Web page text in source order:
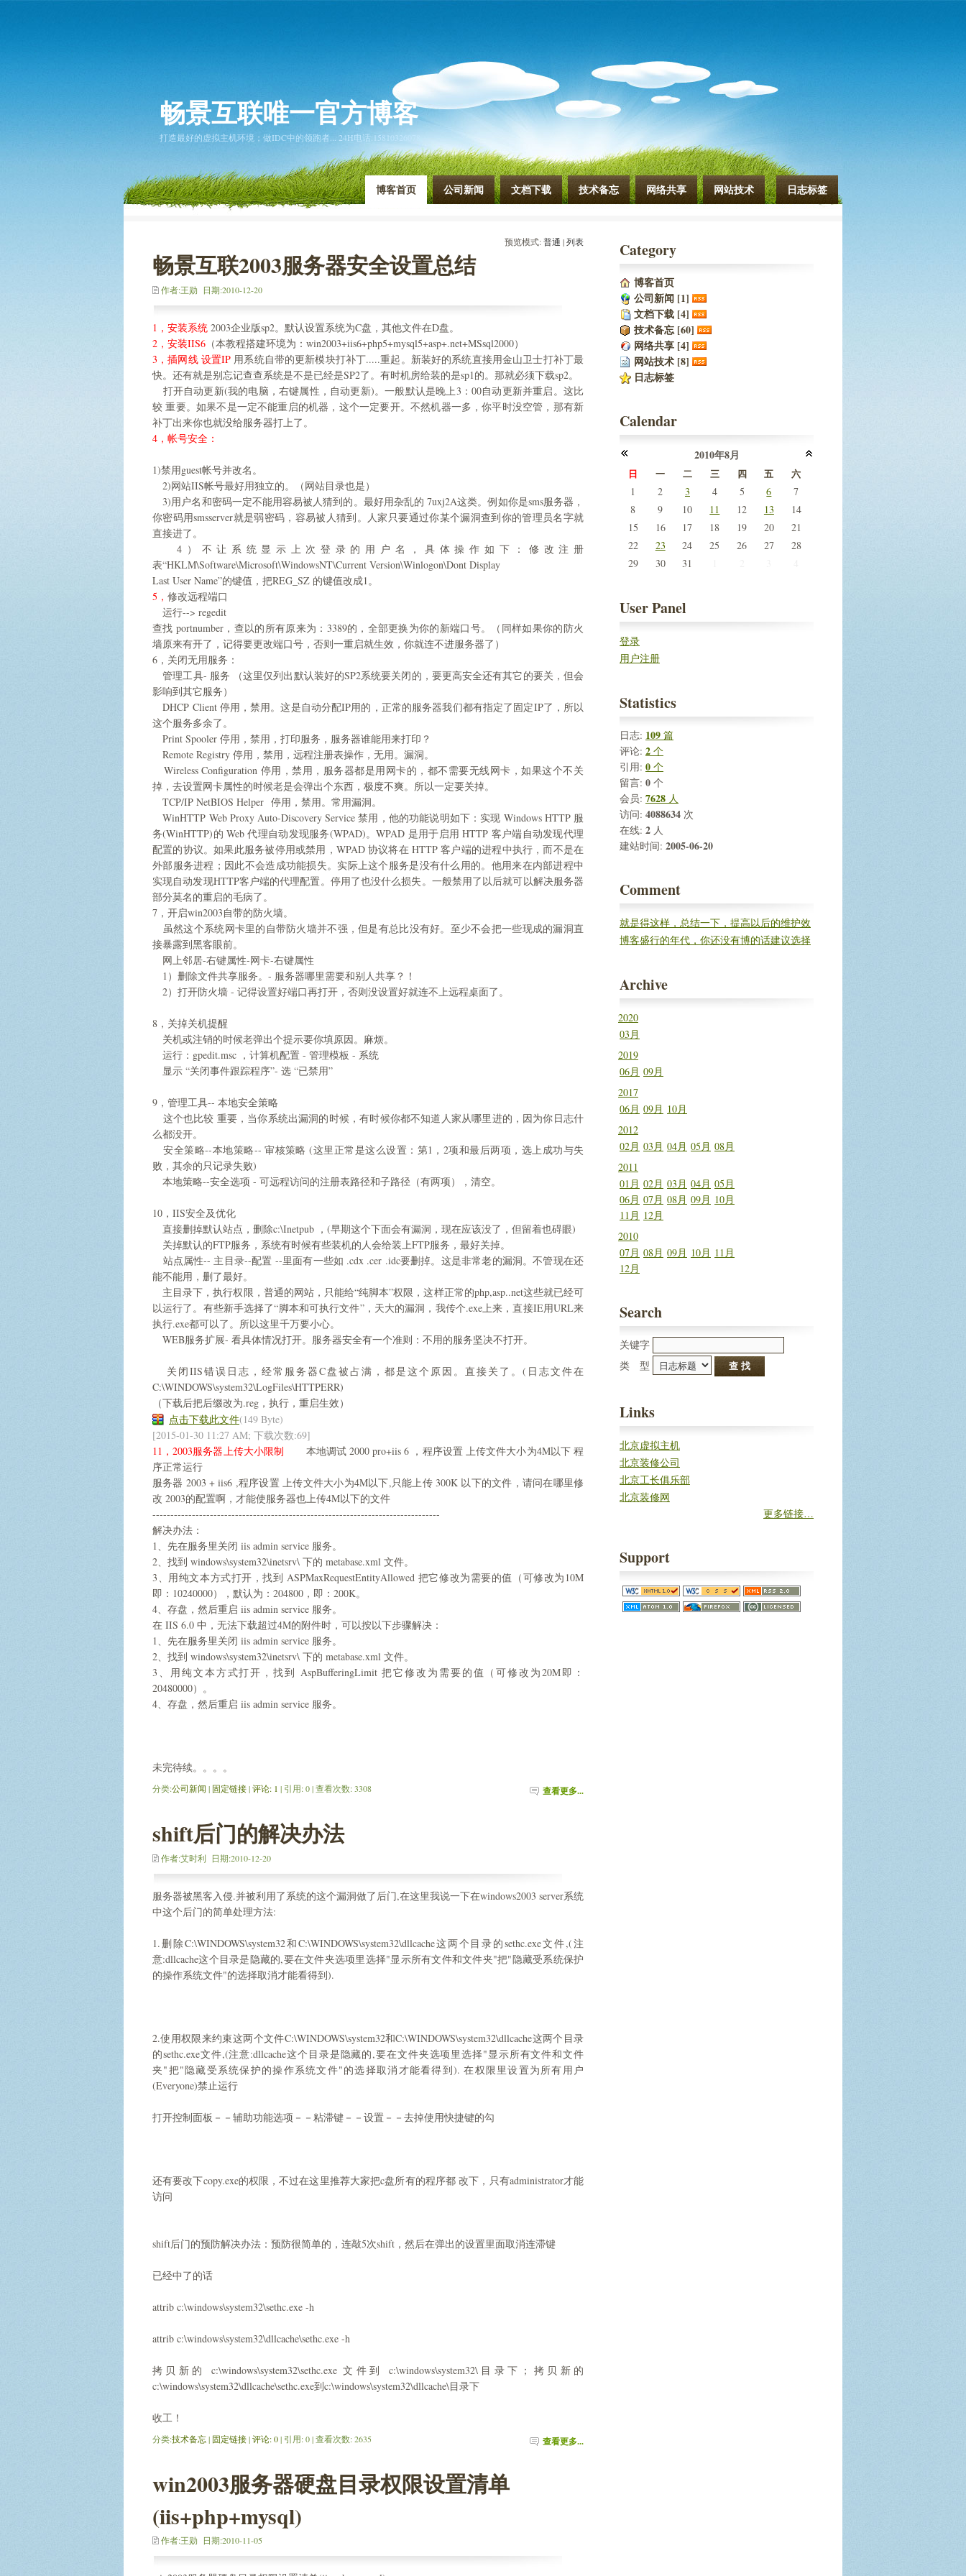
畅景互联唯一官方博客
打造最好的虚拟主机环境；做IDC中的领跑者... 24H电话:15810326078
博客首页 公司新闻 文档下载 技术备忘 网络共享 网站技术 日志标签
预览模式:普通 | 列表
畅景互联2003服务器安全设置总结
作者:王勋 日期:2010-12-20
1，安装系统 2003企业版sp2。默认设置系统为C盘，其他文件在D盘。
2，安装IIS6 （本教程搭建环境为：win2003+iis6+php5+mysql5+asp+.net+MSsql2000）
3，插网线 设置IP 用系统自带的更新模块打补丁.....重起。新装好的系统直接用金山卫士打补丁最
快。还有就是别忘记查查系统是不是已经是SP2了。有时机房给装的是sp1的。那就必须下载sp2。
打开自动更新(我的电脑，右键属性，自动更新)。一般默认是晚上3：00自动更新并重启。这比
较 重要。如果不是一定不能重启的机器，这个一定要开。不然机器一多，你平时没空管，那有新
补丁出来你也就没给服务器打上了。
4，帐号安全：
1)禁用guest帐号并改名。
2)网站IIS帐号最好用独立的。（网站目录也是）
3)用户名和密码一定不能用容易被人猜到的。最好用杂乱的 7uxj2A这类。例如你是sms服务器，
你密码用smsserver就是弱密码，容易被人猜到。人家只要通过你某个漏洞查到你的管理员名字就
直接进了。
4）不让系统显示上次登录的用户名，具体操作如下：修改注册
表“HKLM\Software\Microsoft\WindowsNT\Current Version\Winlogon\Dont Display
Last User Name”的键值，把REG_SZ 的键值改成1。
5， 修改远程端口
运行--> regedit
查找 portnumber，查以的所有原来为：3389的，全部更换为你的新端口号。（同样如果你的防火
墙原来有开了，记得要更改端口号，否则一重启就生效，你就连不进服务器了）
6，关闭无用服务：
管理工具- 服务 （这里仅列出默认装好的SP2系统要关闭的，要更高安全还有其它的要关，但会
影响到其它服务）
DHCP Client 停用，禁用。这是自动分配IP用的，正常的服务器我们都有指定了固定IP了，所以
这个服务多余了。
Print Spooler 停用，禁用，打印服务，服务器谁能用来打印？
Remote Registry 停用，禁用，远程注册表操作，无用。漏洞。
Wireless Configuration 停用，禁用，服务器都是用网卡的，都不需要无线网卡，如果这个不关
掉，去设置网卡属性的时候老是会弹出个东西，极度不爽。所以一定要关掉。
TCP/IP NetBIOS Helper 停用，禁用。常用漏洞。
WinHTTP Web Proxy Auto-Discovery Service 禁用，他的功能说明如下：实现 Windows HTTP 服
务(WinHTTP)的 Web 代理自动发现服务(WPAD)。WPAD 是用于启用 HTTP 客户端自动发现代理
配置的协议。如果此服务被停用或禁用，WPAD 协议将在 HTTP 客户端的进程中执行，而不是在
外部服务进程；因此不会造成功能损失。实际上这个服务是没有什么用的。他用来在内部进程中
实现自动发现HTTP客户端的代理配置。停用了也没什么损失。一般禁用了以后就可以解决服务器
部分莫名的重启的毛病了。
7，开启win2003自带的防火墙。
虽然这个系统网卡里的自带防火墙并不强，但是有总比没有好。至少不会把一些现成的漏洞直
接暴露到黑客眼前。
网上邻居-右键属性-网卡-右键属性
1）删除文件共享服务。- 服务器哪里需要和别人共享？！
2）打开防火墙 - 记得设置好端口再打开，否则没设置好就连不上远程桌面了。
8，关掉关机提醒
关机或注销的时候老弹出个提示要你填原因。麻烦。
运行：gpedit.msc ，计算机配置 - 管理模板 - 系统
显示 “关闭事件跟踪程序”- 选 “已禁用”
9，管理工具-- 本地安全策略
这个也比较 重要，当你系统出漏洞的时候，有时候你都不知道人家从哪里进的，因为你日志什
么都没开。
安全策略--本地策略-- 审核策略 (这里正常是这么设置：第1，2项和最后两项，选上成功与失
败，其余的只记录失败)
本地策略--安全选项 - 可远程访问的注册表路径和子路径（有两项），清空。
10，IIS安全及优化
直接删掉默认站点，删除c:\Inetpub ，(早期这个下面会有漏洞，现在应该没了，但留着也碍眼)
关掉默认的FTP服务，系统有时候有些装机的人会给装上FTP服务，最好关掉。
站点属性-- 主目录--配置 --里面有一些如 .cdx .cer .idc要删掉。这是非常老的漏洞。不管现在还
能不能用，删了最好。
主目录下，执行权限，普通的网站，只能给“纯脚本”权限，这样正常的php,asp..net这些就已经可
以运行了。有些新手选择了“脚本和可执行文件”，天大的漏洞，我传个.exe上来，直接IE用URL来
执行.exe都可以了。所以这里千万要小心。
WEB服务扩展- 看具体情况打开。服务器安全有一个准则：不用的服务坚决不打开。
关闭IIS错误日志，经常服务器C盘被占满，都是这个原因。直接关了。(日志文件在
C:\WINDOWS\system32\LogFiles\HTTPERR)
（下载后把后缀改为.reg，执行，重启生效）
点击下载此文件(149 Byte)
[2015-01-30 11:27 AM; 下载次数:69]
11，2003服务器上传大小限制 本地调试 2000 pro+iis 6 ，程序设置 上传文件大小为4M以下 程
序正常运行
服务器 2003 + iis6 ,程序设置 上传文件大小为4M以下,只能上传 300K 以下的文件，请问在哪里修
改 2003的配置啊，才能使服务器也上传4M以下的文件
--------------------------------------------------------------------------------
解决办法：
1、先在服务里关闭 iis admin service 服务。
2、找到 windows\system32\inetsrv\ 下的 metabase.xml 文件。
3、用纯文本方式打开，找到 ASPMaxRequestEntityAllowed 把它修改为需要的值（可修改为10M
即：10240000），默认为：204800，即：200K。
4、存盘，然后重启 iis admin service 服务。
在 IIS 6.0 中，无法下载超过4M的附件时，可以按以下步骤解决：
1、先在服务里关闭 iis admin service 服务。
2、找到 windows\system32\inetsrv\ 下的 metabase.xml 文件。
3、用纯文本方式打开，找到 AspBufferingLimit 把它修改为需要的值（可修改为20M即：
20480000）。
4、存盘，然后重启 iis admin service 服务。
未完待续。。。。
查看更多...
分类:公司新闻 | 固定链接| 评论: 1 | 引用: 0 | 查看次数: 3308
shift后门的解决办法
作者:艾时利 日期:2010-12-20
服务器被黑客入侵.并被利用了系统的这个漏洞做了后门,在这里我说一下在windows2003 server系统
中这个后门的简单处理方法:
1.删除C:\WINDOWS\system32和C:\WINDOWS\system32\dllcache这两个目录的sethc.exe文件,(注
意:dllcache这个目录是隐藏的,要在文件夹选项里选择"显示所有文件和文件夹"把"隐藏受系统保护
的操作系统文件"的选择取消才能看得到).
2.使用权限来约束这两个文件C:\WINDOWS\system32和C:\WINDOWS\system32\dllcache这两个目录
的sethc.exe文件,(注意:dllcache这个目录是隐藏的,要在文件夹选项里选择"显示所有文件和文件
夹"把"隐藏受系统保护的操作系统文件"的选择取消才能看得到). 在权限里设置为所有用户
(Everyone)禁止运行
打开控制面板－－辅助功能选项－－粘滞键－－设置－－去掉使用快捷键的勾
还有要改下copy.exe的权限，不过在这里推荐大家把c盘所有的程序都 改下，只有administrator才能
访问
shift后门的预防解决办法：预防很简单的，连敲5次shift，然后在弹出的设置里面取消连滞键
已经中了的话
attrib c:\windows\system32\sethc.exe -h
attrib c:\windows\system32\dllcache\sethc.exe -h
拷贝新的 c:\windows\system32\sethc.exe 文件到 c:\windows\system32\目录下；拷贝新的
c:\windows\system32\dllcache\sethc.exe到c:\windows\system32\dllcache\目录下
收工！
查看更多...
分类:技术备忘| 固定链接| 评论: 0| 引用: 0 | 查看次数: 2635
win2003服务器硬盘目录权限设置清单
(iis+php+mysql)
作者:王勋 日期:2010-11-05
Category
博客首页
公司新闻 [1]
文档下载 [4]
技术备忘 [60]
网络共享 [4]
网站技术 [8]
日志标签
Calendar
2010年8月
日 一 二 三 四 五 六
1 2 3 4 5 6
7
8
9 10 11 12 13
14
15
16 17 18 19 20
21
22
23 24 25 26 27
28
29
30 31
User Panel
登录
用户注册
Statistics
日志: 109 篇
评论: 2 个
引用: 0 个
留言: 0 个
会员: 7628 人
访问: 4088634 次
在线: 2 人
建站时间: 2005-06-20
Comment
就是得这样，总结一下，提高以后的维护效
率。
博客盛行的年代，你还没有博的话建议选择
Archive
2020
03月
2019
06月 09月
2017
06月 09月 10月
2012
02月 03月 04月 05月 08月
2011
01月 02月 03月 04月 05月
06月 07月 08月 09月 10月
11月 12月
2010
07月 08月 09月 10月 11月
12月
Search
关键字
类 型
Links
北京虚拟主机
北京装修公司
北京工长俱乐部
北京装修网
更多链接…
Support